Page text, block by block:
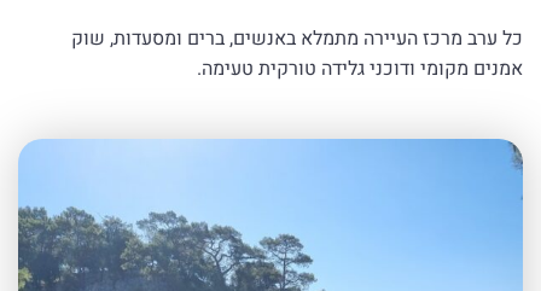
כל ערב מרכז העיירה מתמלא באנשים, ברים ומסעדות, שוק
אמנים מקומי ודוכני גלידה טורקית טעימה.